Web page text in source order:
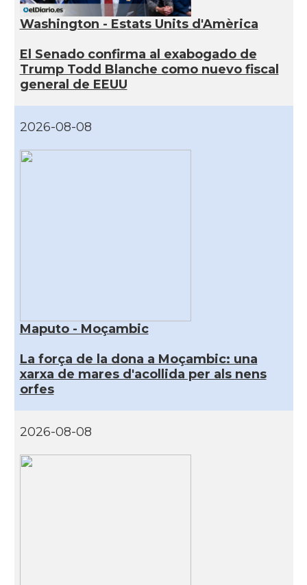
Washington - Estats Units d'Amèrica
El Senado confirma al exabogado de
Trump Todd Blanche como nuevo fiscal
general de EEUU
2026-08-08
Maputo - Moçambic
La força de la dona a Moçambic: una
xarxa de mares d'acollida per als nens
orfes
2026-08-08